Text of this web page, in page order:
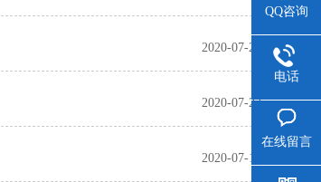
2020-07-27
2020-07-22
2020-07-17
QQ咨询
电话
在线留言